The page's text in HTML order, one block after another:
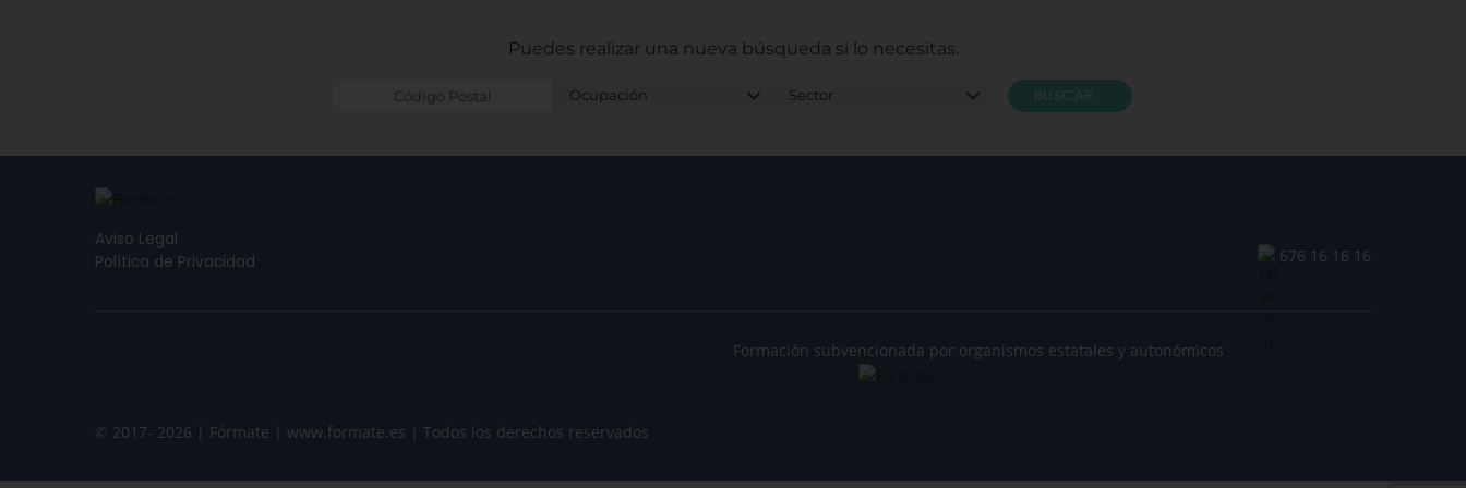
Puedes realizar una nueva búsqueda si lo necesitas.
BUSCAR
Aviso Legal
Política de Privacidad
676 16 16 16
© 2017- 2026 | Fórmate | www.formate.es | Todos los derechos reservados
Formación subvencionada por organismos estatales y autonómicos